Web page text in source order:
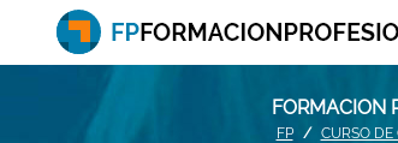
FORMACION
FP CURSO